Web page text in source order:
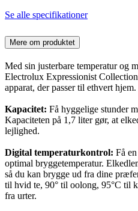
Se alle specifikationer
Mere om produktet
Med sin justerbare temperatur og
Electrolux Expressionist
apparat, der passer til ethvert hjem.
Kapacitet: Få hyggelige stunder
Kapaciteten på 1,7 liter gør, at
lejlighed.
Digital temperaturkontrol: Få
optimal bryggetemperatur.
så du kan brygge ud fra dine
til hvid te, 90° til oolong, 95°C til
fra urter.